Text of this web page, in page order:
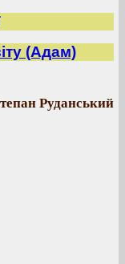
(Адам)
Руданський